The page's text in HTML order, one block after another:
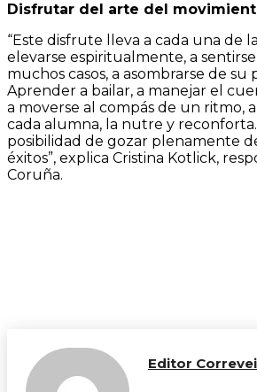
Disfrutar del arte del
“Este disfrute lleva a cada una de
elevarse espiritualmente, a
muchos casos, a asombrarse de su
Aprender a bailar, a manejar el
a moverse al compás de un ritmo,
cada alumna, la nutre y reconforta.
posibilidad de gozar plenamente
éxitos”, explica Cristina Kotlick,
Coruña.
Editor